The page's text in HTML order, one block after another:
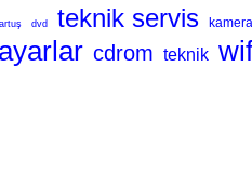
dvd teknik servis kamera
cdrom teknik